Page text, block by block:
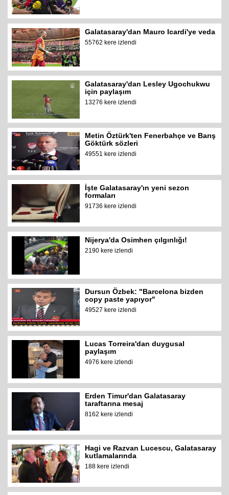
Galatasaray'dan Mauro Icardi'ye veda
55762 kere izlendi
Galatasaray'dan Lesley Ugochukwu
için paylaşım
13276 kere izlendi
Metin Öztürk'ten Fenerbahçe ve Barış
Göktürk sözleri
49551 kere izlendi
İşte Galatasaray'ın yeni sezon
formaları
91736 kere izlendi
Nijerya'da Osimhen çılgınlığı!
2190 kere izlendi
Dursun Özbek: "Barcelona bizden
copy paste yapıyor"
49527 kere izlendi
Lucas Torreira'dan duygusal
paylaşım
4976 kere izlendi
Erden Timur'dan Galatasaray
taraftarına mesaj
8162 kere izlendi
Hagi ve Razvan Lucescu, Galatasaray
kutlamalarında
188 kere izlendi